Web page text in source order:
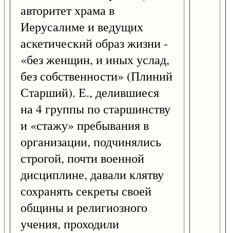
авторитет храма в
Иерусалиме и ведущих
аскетический образ жизни -
«без женщин, и иных услад,
без собственности» (Плиний
Старший). Е., делившиеся
на 4 группы по старшинству
и «стажу» пребывания в
организации, подчинялись
строгой, почти военной
дисциплине, давали клятву
сохранять секреты своей
общины и религиозного
учения, проходили